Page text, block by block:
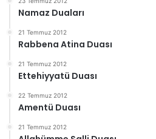
Namaz Duaları
21 Temmuz 2012
Rabbena Atina Duası
21 Temmuz 2012
Ettehiyyatü Duası
22 Temmuz 2012
Amentü Duası
21 Temmuz 2012